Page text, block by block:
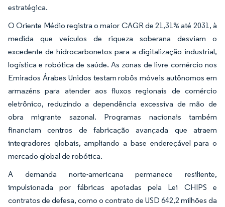
estratégica.
O Oriente Médio registra o maior CAGR de 21,31% até 2031, à
medida que veículos de riqueza soberana desviam o
excedente de hidrocarbonetos para a digitalização industrial,
logística e robótica de saúde. As zonas de livre comércio nos
Emirados Árabes Unidos testam robôs móveis autônomos em
armazéns para atender aos fluxos regionais de comércio
eletrônico, reduzindo a dependência excessiva de mão de
obra migrante sazonal. Programas nacionais também
financiam centros de fabricação avançada que atraem
integradores globais, ampliando a base endereçável para o
mercado global de robótica.
A demanda norte-americana permanece resiliente,
impulsionada por fábricas apoiadas pela Lei CHIPS e
contratos de defesa, como o contrato de USD 642,2 milhões da